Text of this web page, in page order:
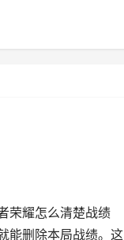
荣耀怎么清楚战绩
能删除本局战绩。这